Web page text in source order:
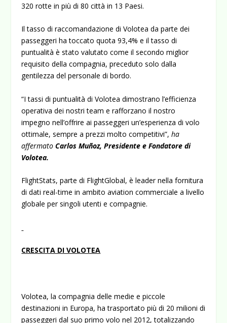
320 rotte in più di 80 città in 13 Paesi.
Il tasso di raccomandazione di Volotea da parte dei
passeggeri ha toccato quota 93,4% e il tasso di
puntualità è stato valutato come il secondo miglior
requisito della compagnia, preceduto solo dalla
gentilezza del personale di bordo.
“I tassi di puntualità di Volotea dimostrano l’efficienza
operativa dei nostri team e rafforzano il nostro
impegno nell’offrire ai passeggeri un’esperienza di volo
ottimale, sempre a prezzi molto competitivi”,ha
affermatoCarlos Muñoz, Presidente e Fondatore di
Volotea.
FlightStats, parte di FlightGlobal, è leader nella fornitura
di dati real-time in ambito aviation commerciale a livello
globale per singoli utenti e compagnie.
CRESCITA DI VOLOTEA
Volotea, la compagnia delle medie e piccole
destinazioni in Europa, ha trasportato più di 20 milioni di
passeggeri dal suo primo volo nel 2012, totalizzando